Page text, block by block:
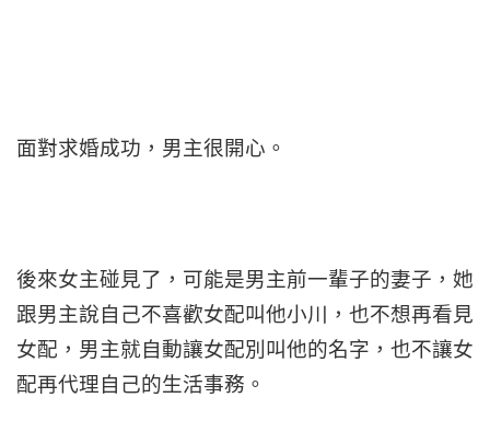
面對求婚成功，男主很開心。
後來女主碰見了，可能是男主前一輩子的妻子，她
跟男主說自己不喜歡女配叫他小川，也不想再看見
女配，男主就自動讓女配別叫他的名字，也不讓女
配再代理自己的生活事務。